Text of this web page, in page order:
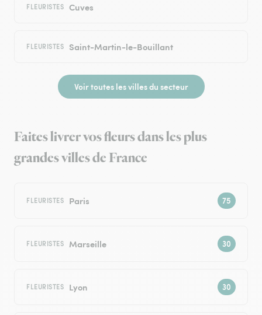
FLEURISTES Cuves
FLEURISTES Saint-Martin-le-Bouillant
Voir toutes les villes du secteur
Faites livrer vos fleurs dans les plus
grandes villes de France
FLEURISTES Paris
FLEURISTES Marseille
FLEURISTES Lyon